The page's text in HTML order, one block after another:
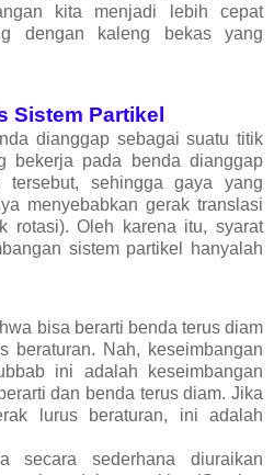
kita menjadi lebih cepat
dengan kaleng bekas yang
Sistem Partikel
dianggap sebagai suatu titik
bekerja pada benda dianggap
sehingga gaya yang
menyebabkan gerak translasi
rotasi). Oleh karena itu, syarat
sistem partikel hanyalah
bisa berarti benda terus diam
beraturan. Nah, keseimbangan
ini adalah keseimbangan
dan benda terus diam. Jika
lurus beraturan, ini adalah
secara sederhana diuraikan